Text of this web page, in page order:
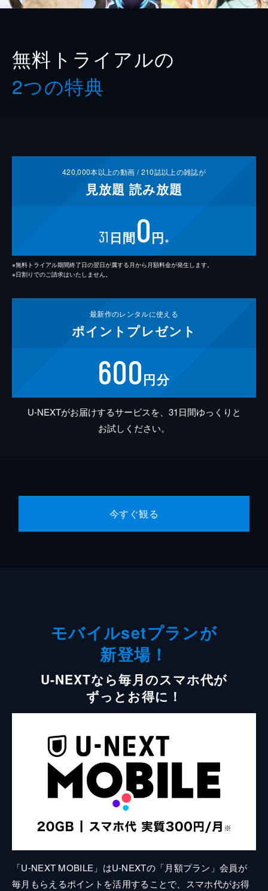
無料トライアルの
2つの特典
420,000本以上の動画 /210誌以上の雑誌が
見放題 読み放題
31 日間0円 ※
※無料トライアル期間終了日の翌日が属する月から月額料金が発生します。
※日割りでのご請求はいたしません。
最新作のレンタルに使える
ポイント プレゼント
600円分
U-NEXTがお届けするサービスを、31日間ゆっくりと
お試しください。
今すぐ観る
モバイルsetプランが
新登場！
U-NEXTなら毎月のスマホ代が
ずっとお得に！
「U-NEXT MOBILE」はU-NEXTの「月額プラン」会員が
毎月もらえるポイントを活用することで、スマホ代がお得